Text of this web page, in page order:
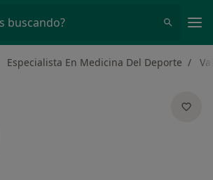
buscando?
Especialista En Medicina Del Deporte